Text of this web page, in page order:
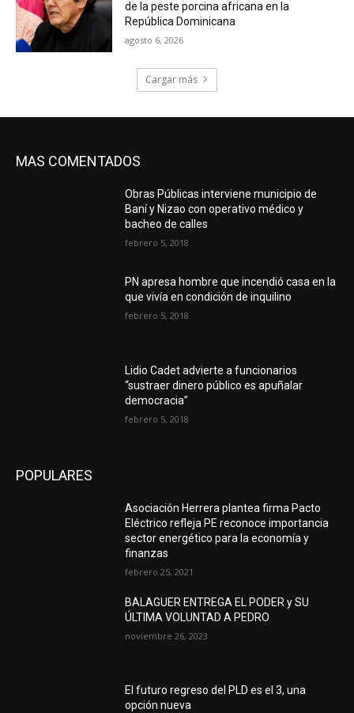
de la peste porcina africana en la
República Dominicana
agosto 6, 2026
Cargar más
MAS COMENTADOS
Obras Públicas interviene municipio de
Baní y Nizao con operativo médico y
bacheo de calles
febrero 5, 2018
PN apresa hombre que incendió casa en la
que vivía en condición de inquilino
febrero 5, 2018
Lidio Cadet advierte a funcionarios
“sustraer dinero público es apuñalar
democracia”
febrero 5, 2018
POPULARES
Asociación Herrera plantea firma Pacto
Eléctrico refleja PE reconoce importancia
sector energético para la economía y
finanzas
febrero 25, 2021
BALAGUER ENTREGA EL PODER y SU
ÚLTIMA VOLUNTAD A PEDRO
noviembre 26, 2023
El futuro regreso del PLD es el 3, una
opción nueva